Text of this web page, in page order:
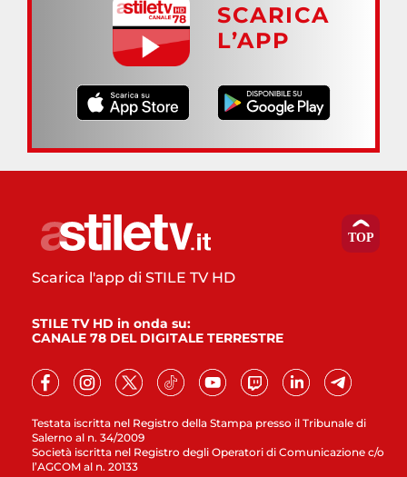
SCARICA
L’APP
Testata iscritta nel Registro della Stampa presso il Tribunale di
Salerno al n. 34/2009
Società iscritta nel Registro degli Operatori di Comunicazione c/o
l’AGCOM al n. 20133
Scarica l'app di STILE TV HD
STILE TV HD in onda su:
CANALE 78 DEL DIGITALE TERRESTRE